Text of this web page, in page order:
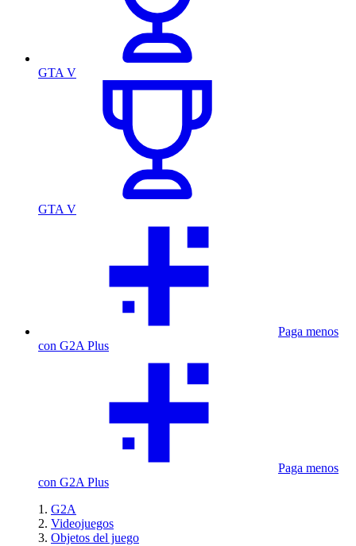
GTA V
GTA V
Paga menos
con G2A Plus
Paga menos
con G2A Plus
G2A
Videojuegos
Objetos del juego